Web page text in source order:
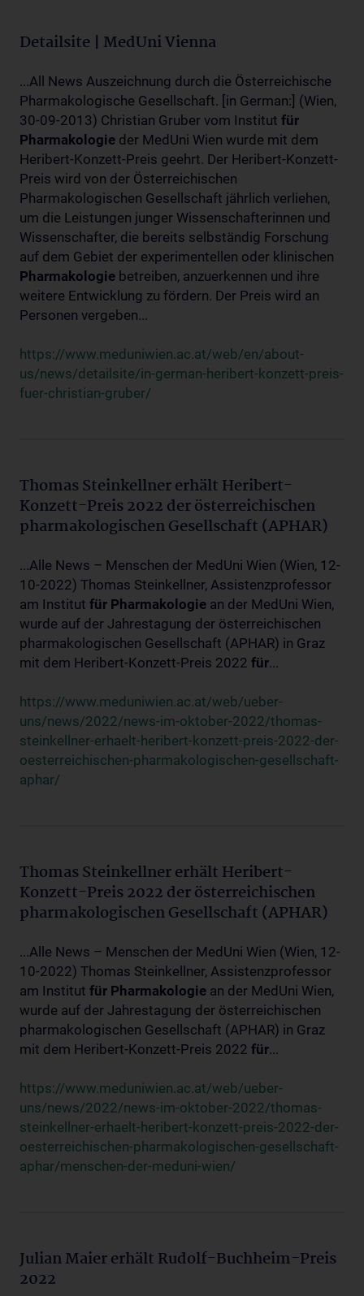
Detailsite | MedUni Vienna
...All News Auszeichnung durch die Österreichische
Pharmakologische Gesellschaft. [in German:] (Wien,
30-09-2013) Christian Gruber vom Institut für
Pharmakologie der MedUni Wien wurde mit dem
Heribert-Konzett-Preis geehrt. Der Heribert-Konzett-
Preis wird von der Österreichischen
Pharmakologischen Gesellschaft jährlich verliehen,
um die Leistungen junger Wissenschafterinnen und
Wissenschafter, die bereits selbständig Forschung
auf dem Gebiet der experimentellen oder klinischen
Pharmakologie betreiben, anzuerkennen und ihre
weitere Entwicklung zu fördern. Der Preis wird an
Personen vergeben...
https://www.meduniwien.ac.at/web/en/about-
us/news/detailsite/in-german-heribert-konzett-preis-
fuer-christian-gruber/
Thomas Steinkellner erhält Heribert-
Konzett-Preis 2022 der österreichischen
pharmakologischen Gesellschaft (APHAR)
...Alle News – Menschen der MedUni Wien (Wien, 12-
10-2022) Thomas Steinkellner, Assistenzprofessor
am Institut für Pharmakologie an der MedUni Wien,
wurde auf der Jahrestagung der österreichischen
pharmakologischen Gesellschaft (APHAR) in Graz
mit dem Heribert-Konzett-Preis 2022 für...
https://www.meduniwien.ac.at/web/ueber-
uns/news/2022/news-im-oktober-2022/thomas-
steinkellner-erhaelt-heribert-konzett-preis-2022-der-
oesterreichischen-pharmakologischen-gesellschaft-
aphar/
Thomas Steinkellner erhält Heribert-
Konzett-Preis 2022 der österreichischen
pharmakologischen Gesellschaft (APHAR)
...Alle News – Menschen der MedUni Wien (Wien, 12-
10-2022) Thomas Steinkellner, Assistenzprofessor
am Institut für Pharmakologie an der MedUni Wien,
wurde auf der Jahrestagung der österreichischen
pharmakologischen Gesellschaft (APHAR) in Graz
mit dem Heribert-Konzett-Preis 2022 für...
https://www.meduniwien.ac.at/web/ueber-
uns/news/2022/news-im-oktober-2022/thomas-
steinkellner-erhaelt-heribert-konzett-preis-2022-der-
oesterreichischen-pharmakologischen-gesellschaft-
aphar/menschen-der-meduni-wien/
Julian Maier erhält Rudolf-Buchheim-Preis
2022